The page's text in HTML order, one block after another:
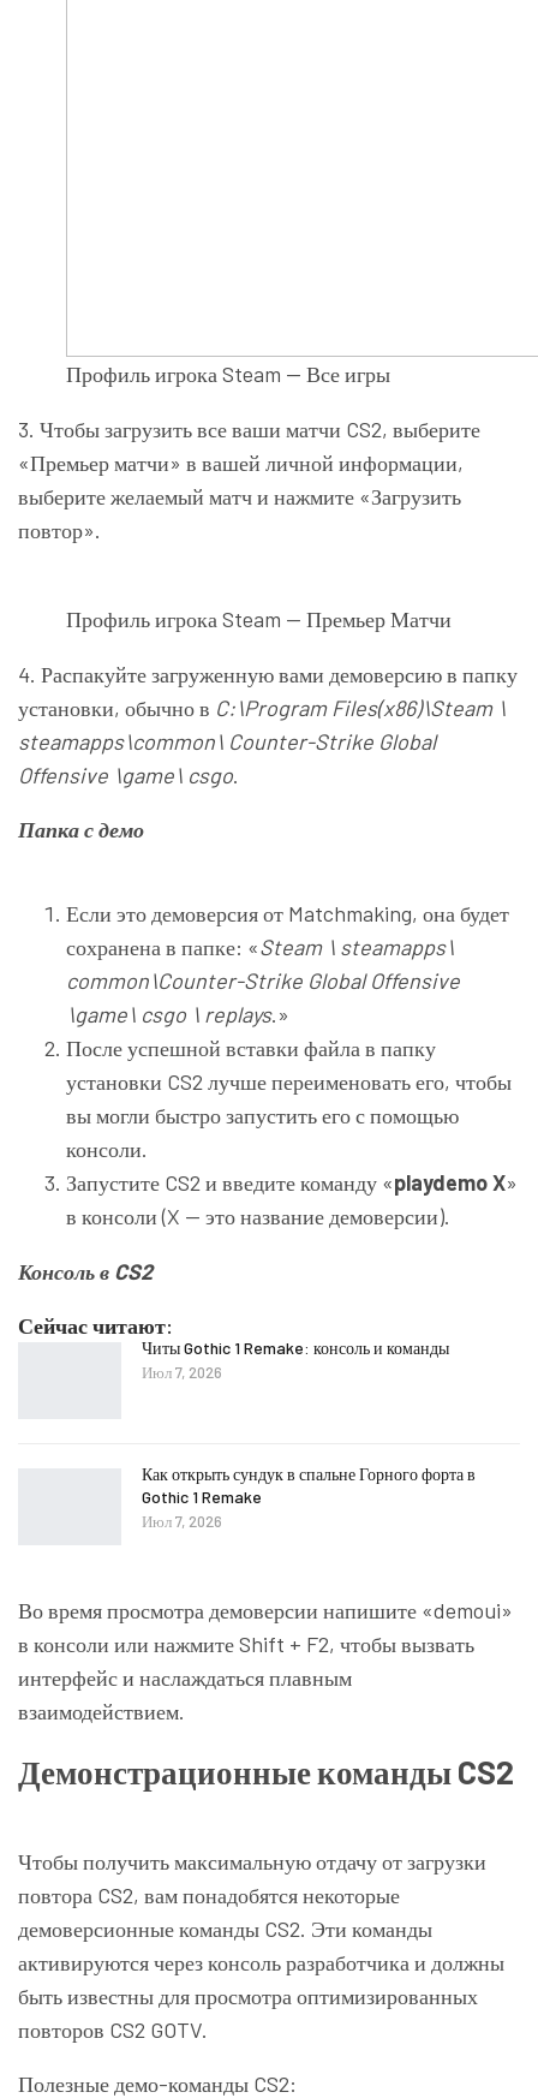
Профиль игрока Steam — Все игры
3. Чтобы загрузить все ваши матчи CS2, выберите
«Премьер матчи» в вашей личной информации,
выберите желаемый матч и нажмите «Загрузить
повтор».
Профиль игрока Steam — Премьер Матчи
4. Распакуйте загруженную вами демоверсию в папку
установки, обычно в C:\Program Files(x86)\Steam \
steamapps\common\ Counter-Strike Global
Offensive \game\ csgo.
Папка с демо
Если это демоверсия от Matchmaking, она будет
сохранена в папке: «Steam \ steamapps\
common\Counter-Strike Global Offensive
\game\ csgo \ replays.»
После успешной вставки файла в папку
установки CS2 лучше переименовать его, чтобы
вы могли быстро запустить его с помощью
консоли.
Запустите CS2 и введите команду «playdemo X»
в консоли (X — это название демоверсии).
Консоль в CS2
Сейчас читают:
Читы Gothic 1 Remake: консоль и команды
Июл 7, 2026
Как открыть сундук в спальне Горного форта в
Gothic 1 Remake
Июл 7, 2026
Во время просмотра демоверсии напишите «demoui»
в консоли или нажмите Shift + F2, чтобы вызвать
интерфейс и наслаждаться плавным
взаимодействием.
Демонстрационные команды CS2
Чтобы получить максимальную отдачу от загрузки
повтора CS2, вам понадобятся некоторые
демоверсионные команды CS2. Эти команды
активируются через консоль разработчика и должны
быть известны для просмотра оптимизированных
повторов CS2 GOTV.
Полезные демо-команды CS2: